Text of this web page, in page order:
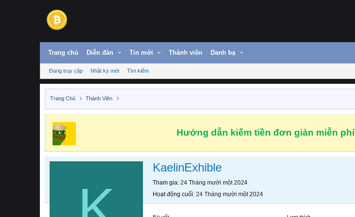
Trang chủ Diễn đàn Tin mới Thành viên Danh bạ
Đang truy cập Nhật ký mới Tìm kiếm
Trang Chủ Thành Viên
Hướng dẫn kiếm tiền đơn giản miễn phí
KaelinExhible
Tham gia 24 Tháng mười một 2024
Hoạt động cuối 24 Tháng mười một 2024